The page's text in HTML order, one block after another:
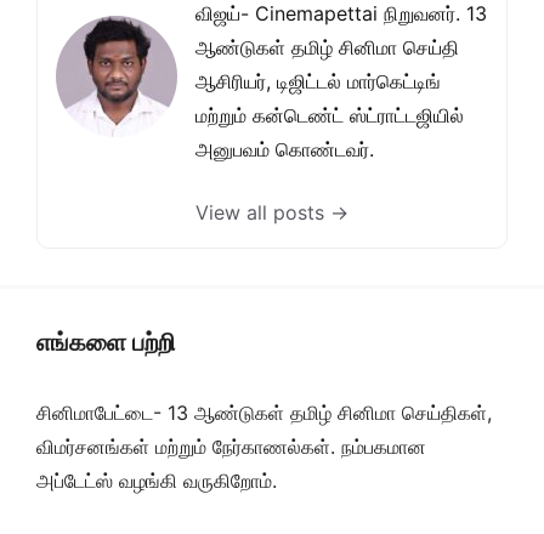
விஜய்- Cinemapettai நிறுவனர். 13
ஆண்டுகள் தமிழ் சினிமா செய்தி
ஆசிரியர், டிஜிட்டல் மார்கெட்டிங்
மற்றும் கன்டெண்ட் ஸ்ட்ராட்டஜியில்
அனுபவம் கொண்டவர்.
View all posts →
எங்களை பற்றி
சினிமாபேட்டை- 13 ஆண்டுகள் தமிழ் சினிமா செய்திகள்,
விமர்சனங்கள் மற்றும் நேர்காணல்கள். நம்பகமான
அப்டேட்ஸ் வழங்கி வருகிறோம்.